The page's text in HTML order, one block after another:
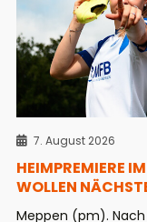
7. August 2026
HEIMPREMIERE
WOLLEN
Meppen (pm).